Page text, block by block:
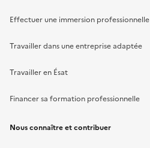
Effectuer une immersion professionnelle
Travailler dans une entreprise adaptée
Travailler en Ésat
Financer sa formation professionnelle
Nous connaître et contribuer